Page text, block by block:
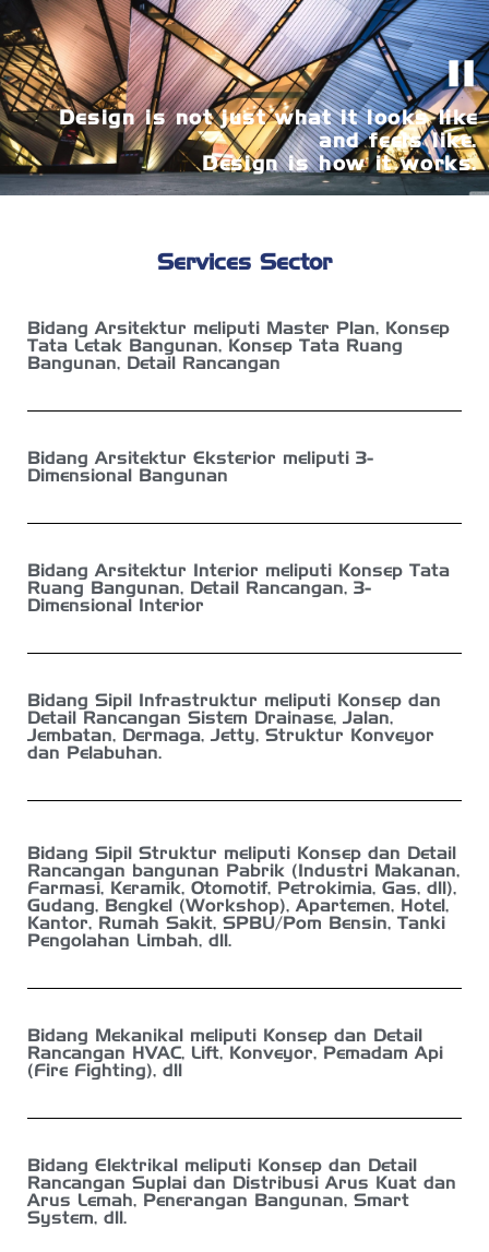
"
Design is not just what it looks like
and feels like.
Design is how it works.
Services Sector
Bidang Arsitektur meliputi Master Plan, Konsep
Tata Letak Bangunan, Konsep Tata Ruang
Bangunan, Detail Rancangan
Bidang Arsitektur Eksterior meliputi 3-
Dimensional Bangunan
Bidang Arsitektur Interior meliputi Konsep Tata
Ruang Bangunan, Detail Rancangan, 3-
Dimensional Interior
Bidang Sipil Infrastruktur meliputi Konsep dan
Detail Rancangan Sistem Drainase, Jalan,
Jembatan, Dermaga, Jetty, Struktur Konveyor
dan Pelabuhan.
Bidang Sipil Struktur meliputi Konsep dan Detail
Rancangan bangunan Pabrik (Industri Makanan,
Farmasi, Keramik, Otomotif, Petrokimia, Gas, dll),
Gudang, Bengkel (Workshop), Apartemen, Hotel,
Kantor, Rumah Sakit, SPBU/Pom Bensin, Tanki
Pengolahan Limbah, dll.
Bidang Mekanikal meliputi Konsep dan Detail
Rancangan HVAC, Lift, Konveyor, Pemadam Api
(Fire Fighting), dll
Bidang Elektrikal meliputi Konsep dan Detail
Rancangan Suplai dan Distribusi Arus Kuat dan
Arus Lemah, Penerangan Bangunan, Smart
System, dll.